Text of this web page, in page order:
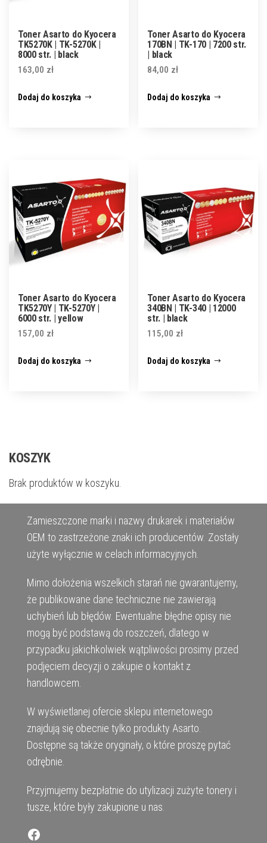
Toner Asarto do Kyocera
TK5270K | TK-5270K |
8000 str. | black
163,00 zł
Dodaj do koszyka
Toner Asarto do Kyocera
170BN | TK-170 | 7200 str.
| black
84,00 zł
Dodaj do koszyka
Toner Asarto do Kyocera
TK5270Y | TK-5270Y |
6000 str. | yellow
157,00 zł
Dodaj do koszyka
Toner Asarto do Kyocera
340BN | TK-340 | 12000
str. | black
115,00 zł
Dodaj do koszyka
KOSZYK
Brak produktów w koszyku.
Zamieszczone marki i nazwy drukarek i materiałów
OEM to zastrzeżone znaki ich producentów. Zostały
użyte wyłącznie w celach informacyjnych.
Mimo dołożenia wszelkich starań nie gwarantujemy,
że publikowane dane techniczne nie zawierają
uchybień lub błędów. Ewentualne błędne opisy nie
mogą być podstawą do roszczeń, dlatego w
przypadku jakichkolwiek wątpliwości prosimy przed
podjęciem decyzji o zakupie o kontakt z
handlowcem.
W wyświetlanej ofercie sklepu internetowego
znajdują się obecnie tylko produkty Asarto.
Dostępne są także oryginały, o które proszę pytać
odrębnie.
Przyjmujemy bezpłatnie do utylizacji zużyte tonery i
tusze, które były zakupione u nas.
Facebook